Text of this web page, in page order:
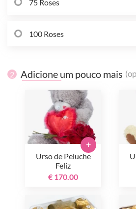
75 Roses
100 Roses
2 Adicione um pouco mais
Urso de Peluche
Feliz
€ 170.00
+